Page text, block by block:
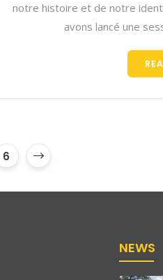
notre histoire et de notre
avons lancé une
6
NEWS